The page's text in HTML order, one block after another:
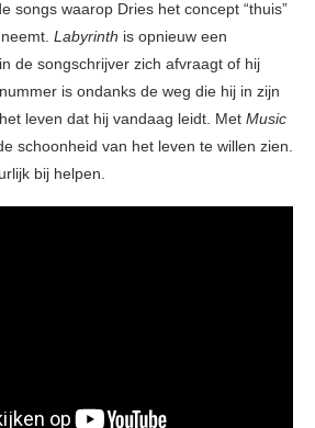
songs waarop Dries het concept “thuis”
Labyrinth is opnieuw een
de songschrijver zich afvraagt of hij
is ondanks de weg die hij in zijn
leven dat hij vandaag leidt. Met Music
schoonheid van het leven te willen zien.
bij helpen.